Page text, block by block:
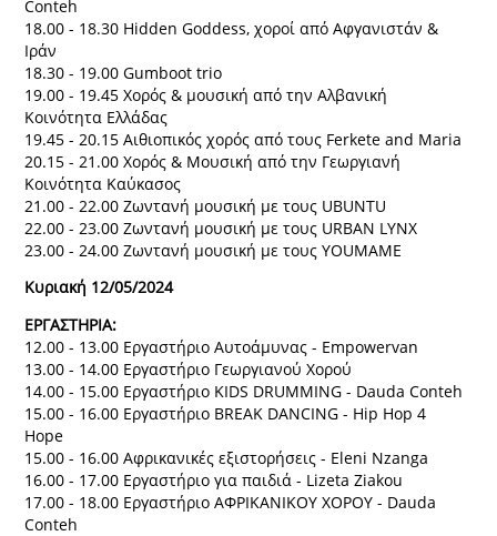
Conteh
18.00 - 18.30 Hidden Goddess, χοροί από Αφγανιστάν &
Ιράν
18.30 - 19.00 Gumboot trio
19.00 - 19.45 Χορός & μουσική από την Αλβανική
Κοινότητα Ελλάδας
19.45 - 20.15 Αιθιοπικός χορός από τους Ferkete and Maria
20.15 - 21.00 Χορός & Μουσική από την Γεωργιανή
Κοινότητα Καύκασος
21.00 - 22.00 Ζωντανή μουσική με τους UBUNTU
22.00 - 23.00 Ζωντανή μουσική με τους URBAN LYNX
23.00 - 24.00 Ζωντανή μουσική με τους YOUMAME
Κυριακή 12/05/2024
ΕΡΓΑΣΤΗΡΙΑ:
12.00 - 13.00 Εργαστήριο Αυτοάμυνας - Empowervan
13.00 - 14.00 Εργαστήριο Γεωργιανού Χορού
14.00 - 15.00 Εργαστήριο KIDS DRUMMING - Dauda Conteh
15.00 - 16.00 Εργαστήριο BREAK DANCING - Hip Hop 4
Hope
15.00 - 16.00 Αφρικανικές εξιστορήσεις - Eleni Nzanga
16.00 - 17.00 Εργαστήριο για παιδιά - Lizeta Ziakou
17.00 - 18.00 Εργαστήριο ΑΦΡΙΚΑΝΙΚΟΥ ΧΟΡΟΥ - Dauda
Conteh